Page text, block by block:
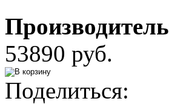
Производитель
53890 руб.
Поделиться: